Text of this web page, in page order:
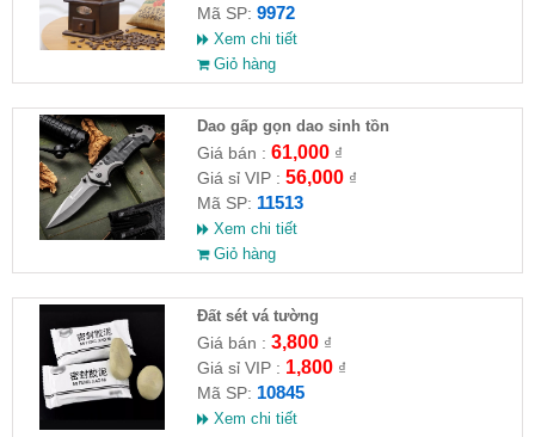
Mã SP: 9972
Xem chi tiết
Giỏ hàng
Dao gấp gọn dao sinh tồn
Giá bán : 61,000₫
Giá sỉ VIP : 56,000₫
Mã SP: 11513
Xem chi tiết
Giỏ hàng
Đất sét vá tường
Giá bán : 3,800₫
Giá sỉ VIP : 1,800₫
Mã SP: 10845
Xem chi tiết